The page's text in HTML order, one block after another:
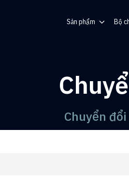
Sản phẩm
Trình tạo QR
Bộ
Chuyển